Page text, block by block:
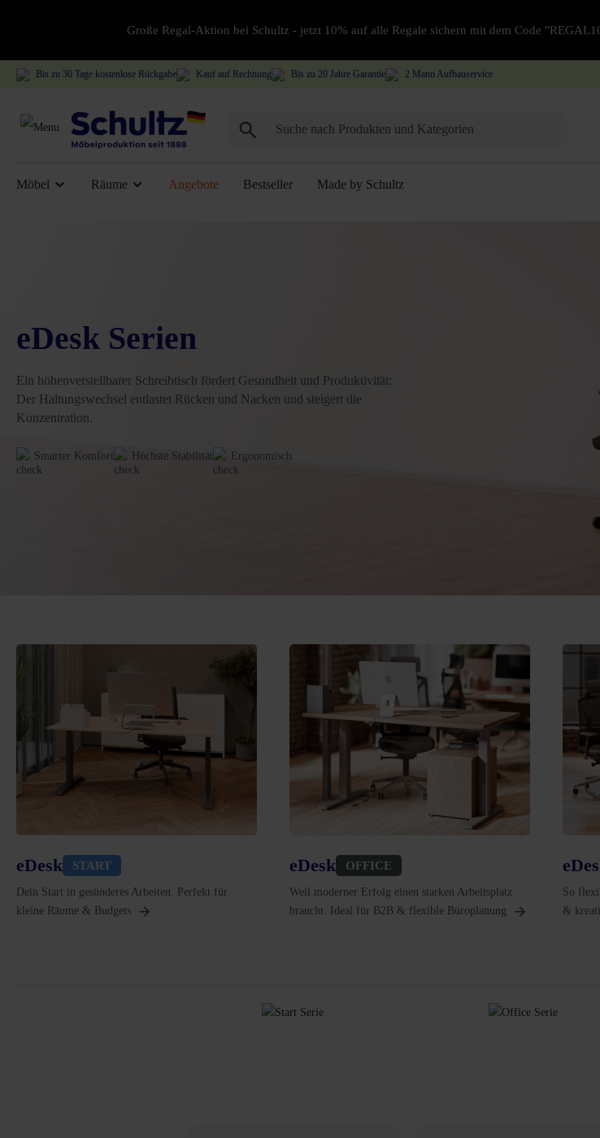
Große Regal-Aktion bei Schultz - jetzt 10% auf alle Regale sichern mit dem Code
Bis zu 30 Tage kostenlose Rückgabe Kauf auf Rechnung Bis zu 20 Jahre Garantie 2 Mann Aufbauservice
Möbel Räume Angebote Bestseller Made by Schultz
eDesk Serien
Ein höhenverstellbarer Schreibtisch fördert Gesundheit und Produktivität:
Der Haltungswechsel entlastet Rücken und Nacken und steigert die
Konzentration.
Smarter Komfort Höchste Stabilität Ergonomisch
eDesk START
Dein Start in gesünderes Arbeiten. Perfekt für
kleine Räume & Budgets
eDesk OFFICE
Weil moderner Erfolg einen starken Arbeitsplatz
braucht. Ideal für B2B & flexible Büroplanung
So
&